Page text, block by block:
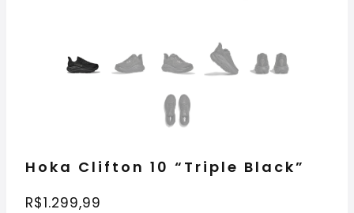
Hoka Clifton 10 “Triple Black”
R$1.299,99